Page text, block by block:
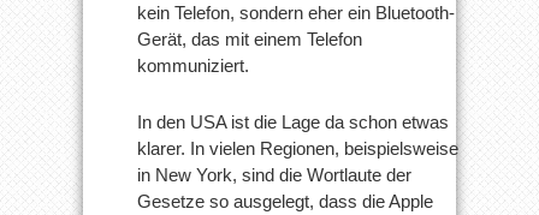
kein Telefon, sondern eher ein Bluetooth-
Gerät, das mit einem Telefon
kommuniziert.
In den USA ist die Lage da schon etwas
klarer. In vielen Regionen, beispielsweise
in New York, sind die Wortlaute der
Gesetze so ausgelegt, dass die Apple